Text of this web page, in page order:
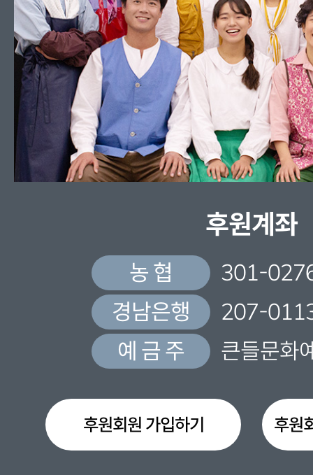
후원계좌
농 협
301-
경남은행
207-
예 금 주
큰들문화
후원회원 가입하기 후원